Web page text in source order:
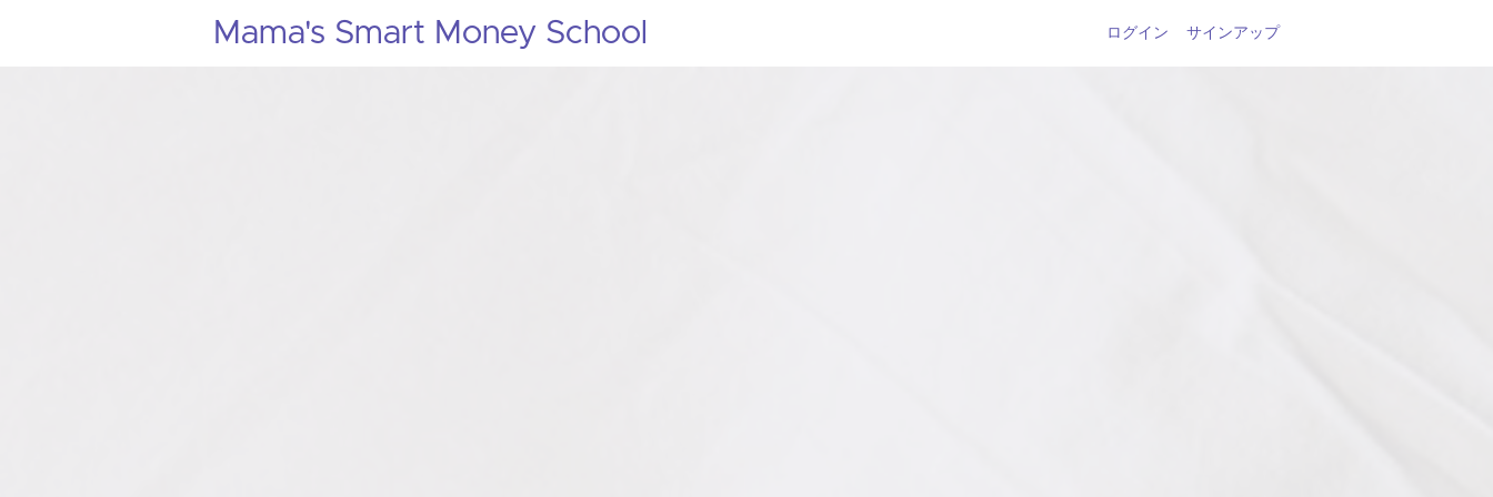
Mama's Smart Money School ログイン サインアップ